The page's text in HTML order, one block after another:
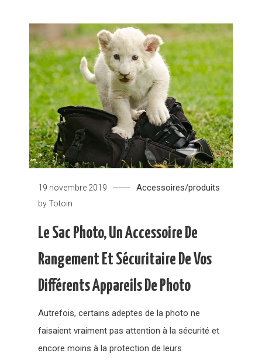
19 novembre 2019 Accessoires/produits
byTotoin
Le Sac Photo, Un Accessoire De
Rangement Et Sécuritaire De Vos
Différents Appareils De Photo
Autrefois, certains adeptes de la photo ne
faisaient vraiment pas attention à la sécurité et
encore moins à la protection de leurs